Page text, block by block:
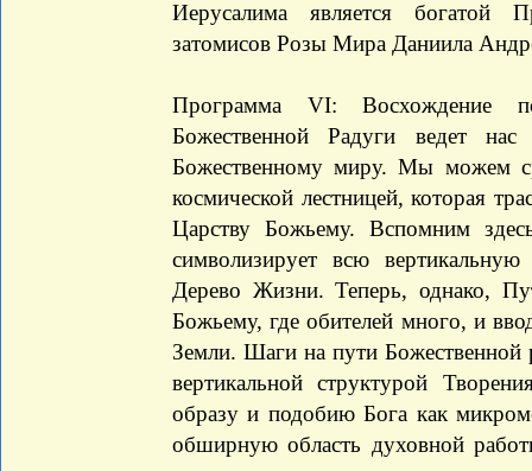
Иерусалима является богатой
затомисов Розы Мира Даниила
Программа VI: Восхождение
Божественной Радуги ведет
Божественному миру. Мы можем
космической лестницей, которая
Царству Божьему. Вспомним
символизирует всю
Дерево Жизни. Теперь, однако,
Божьему, где обителей много, и
Земли. Шаги на пути Божественной
вертикальной структурой
образу и подобию Бога как
обширную область духовной